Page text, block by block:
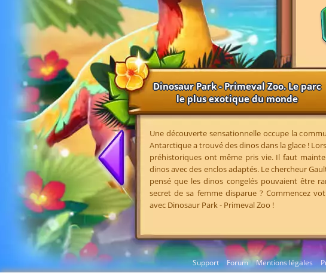
Support Forum Mentions légales
Dinosaur Park - Primeval Zoo. Le parc
le plus exotique du monde
Une découverte sensationnelle occupe la
Antarctique a trouvé des dinos dans la glace !
préhistoriques ont même pris vie. Il faut
dinos avec des enclos adaptés. Le chercheur
pensé que les dinos congelés pouvaient être
secret de sa femme disparue ? Commencez
avec Dinosaur Park - Primeval Zoo !